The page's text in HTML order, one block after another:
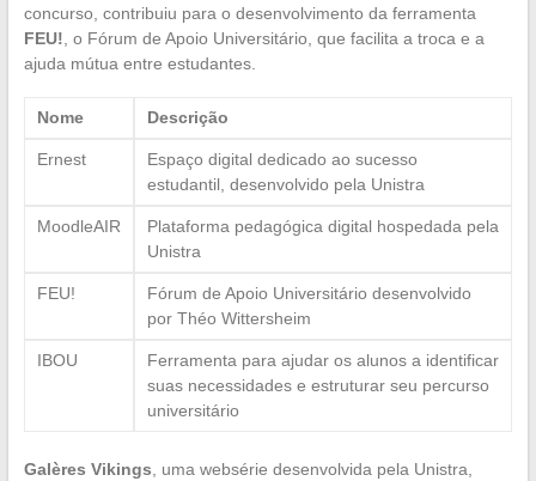
concurso, contribuiu para o desenvolvimento da ferramenta
FEU! , o Fórum de Apoio Universitário, que facilita a troca e a
ajuda mútua entre estudantes.
Nome Descrição
Ernest
Espaço digital dedicado ao sucesso
estudantil, desenvolvido pela Unistra
MoodleAIR
Plataforma pedagógica digital hospedada pela
Unistra
FEU!
Fórum de Apoio Universitário desenvolvido
por Théo Wittersheim
IBOU
Ferramenta para ajudar os alunos a identificar
suas necessidades e estruturar seu percurso
universitário
Galères Vikings , uma websérie desenvolvida pela Unistra,